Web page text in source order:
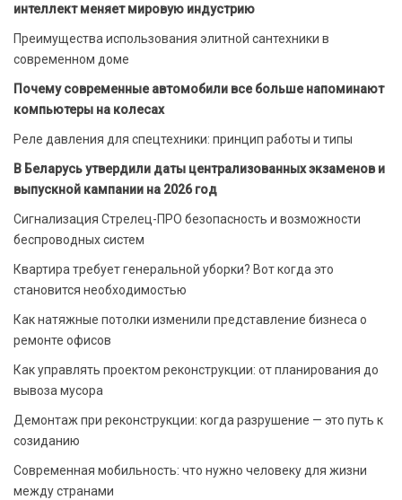
интеллект меняет мировую индустрию
Преимущества использования элитной сантехники в
современном доме
Почему современные автомобили все больше напоминают
компьютеры на колесах
Реле давления для спецтехники: принцип работы и типы
В Беларусь утвердили даты централизованных экзаменов и
выпускной кампании на 2026 год
Сигнализация Стрелец-ПРО безопасность и возможности
беспроводных систем
Квартира требует генеральной уборки? Вот когда это
становится необходимостью
Как натяжные потолки изменили представление бизнеса о
ремонте офисов
Как управлять проектом реконструкции: от планирования до
вывоза мусора
Демонтаж при реконструкции: когда разрушение — это путь к
созиданию
Современная мобильность: что нужно человеку для жизни
между странами